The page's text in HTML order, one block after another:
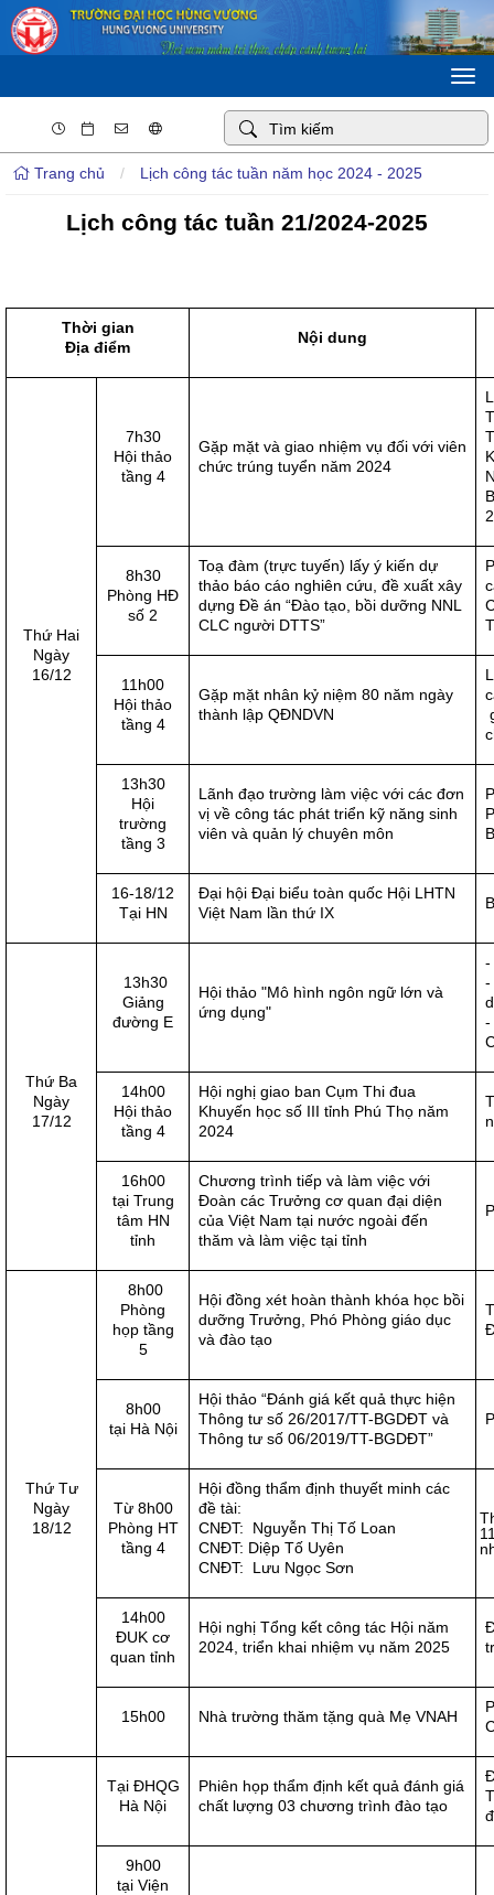
Trang chủ / Lịch công tác tuần năm học 2024 - 2025
Lịch công tác tuần 21/2024-2025
Thời gian
Địa điểm
Nội dung
Thứ Hai
Ngày
16/12
7h30
Hội thảo
tầng 4
Gặp mặt và giao nhiệm vụ đối với viên
chức trúng tuyển năm 2024
8h30
Phòng HĐ
số 2
Toạ đàm (trực tuyến) lấy ý kiến dự
thảo báo cáo nghiên cứu, đề xuất xây
dựng Đề án “Đào tạo, bồi dưỡng NNL
CLC người DTTS”
11h00
Hội thảo
tầng 4
Gặp mặt nhân kỷ niệm 80 năm ngày
thành lập QĐNDVN
13h30
Hội
trường
tầng 3
Lãnh đạo trường làm việc với các đơn
vị về công tác phát triển kỹ năng sinh
viên và quản lý chuyên môn
16-18/12
Tại HN
Đại hội Đại biểu toàn quốc Hội LHTN
Việt Nam lần thứ IX
Thứ Ba
Ngày
17/12
13h30
Giảng
đường E
Hội thảo "Mô hình ngôn ngữ lớn và
ứng dụng"
-
-
-
14h00
Hội thảo
tầng 4
Hội nghị giao ban Cụm Thi đua
Khuyến học số III tỉnh Phú Thọ năm
2024
16h00
tại Trung
tâm HN
tỉnh
Chương trình tiếp và làm việc với
Đoàn các Trưởng cơ quan đại diện
của Việt Nam tại nước ngoài đến
thăm và làm việc tại tỉnh
Thứ Tư
Ngày
18/12
8h00
Phòng
họp tầng
5
Hội đồng xét hoàn thành khóa học bồi
dưỡng Trưởng, Phó Phòng giáo dục
và đào tạo
8h00
tại Hà Nội
Hội thảo “Đánh giá kết quả thực hiện
Thông tư số 26/2017/TT-BGDĐT và
Thông tư số 06/2019/TT-BGDĐT”
Từ 8h00
Phòng HT
tầng 4
Hội đồng thẩm định thuyết minh các
đề tài:
CNĐT: Nguyễn Thị Tố Loan
CNĐT: Diệp Tố Uyên
CNĐT: Lưu Ngọc Sơn
14h00
ĐUK cơ
quan tỉnh
Hội nghị Tổng kết công tác Hội năm
2024, triển khai nhiệm vụ năm 2025
15h00 Nhà trường thăm tặng quà Mẹ VNAH
Tại ĐHQG
Hà Nội
Phiên họp thẩm định kết quả đánh giá
chất lượng 03 chương trình đào tạo
9h00
tại Viện